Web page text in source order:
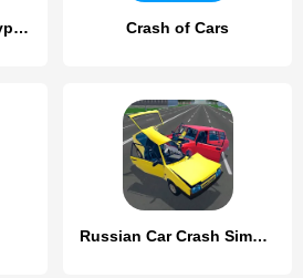
Car Eats Car - Apocalypse Race Crash of Cars
Russian Car Crash Simulator